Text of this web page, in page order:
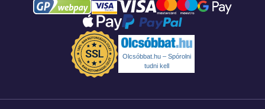
Olcsóbbat.hu – Spórolni
tudni kell